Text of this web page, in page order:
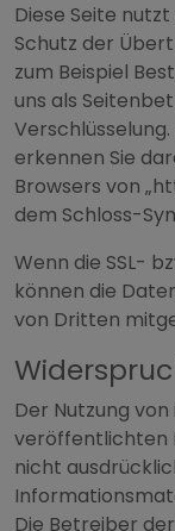
Diese Seite
Schutz der
zum Beispiel
uns als
erkennen Sie
Browsers von
dem Schloss-
Wenn die SSL-
können die
von Dritten
Der Nutzung
veröffentlichten
nicht
Die Betreiber